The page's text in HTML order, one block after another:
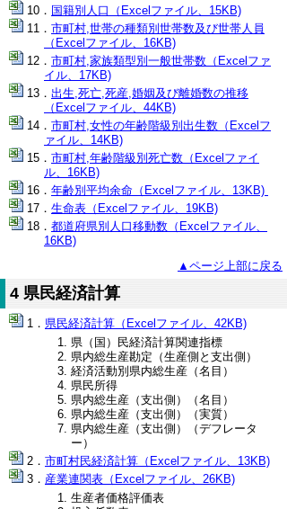
国籍別人口（Excelファイル、15KB)
市町村,世帯の種類別世帯数及び世帯人員
（Excelファイル、16KB)
市町村,家族類型別一般世帯数（Excelファ
イル、17KB)
出生,死亡,死産,婚姻及び離婚数の推移
（Excelファイル、44KB)
市町村,女性の年齢階級別出生数（Excelフ
ァイル、14KB)
市町村,年齢階級別死亡数（Excelファイ
ル、16KB)
年齢別平均余命（Excelファイル、13KB)
生命表（Excelファイル、19KB)
都道府県別人口移動数（Excelファイル、
16KB)
▲ページ上部に戻る
4 県民経済計算
県民経済計算（Excelファイル、42KB)
県（国）民経済計算関連指標
県内総生産勘定（生産側と支出側）
経済活動別県内総生産（名目）
県民所得
県内総生産（支出側）（名目）
県内総生産（支出側）（実質）
県内総生産（支出側）（デフレータ
ー）
市町村民経済計算（Excelファイル、13KB)
産業連関表（Excelファイル、26KB)
生産者価格評価表